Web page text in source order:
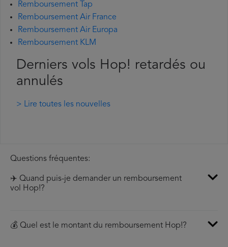
Remboursement Tap
Remboursement Air France
Remboursement Air Europa
Remboursement KLM
Derniers vols Hop! retardés ou
annulés
> Lire toutes les nouvelles
Questions fréquentes:
✈️ Quand puis-je demander un remboursement
vol Hop!?
💰 Quel est le montant du remboursement Hop!?